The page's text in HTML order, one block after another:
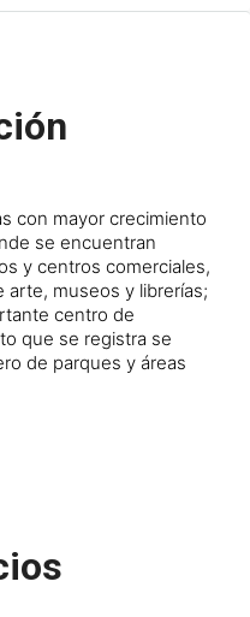
con mayor crecimiento
se encuentran
y centros comerciales,
arte, museos y librerías;
centro de
que se registra se
de parques y áreas